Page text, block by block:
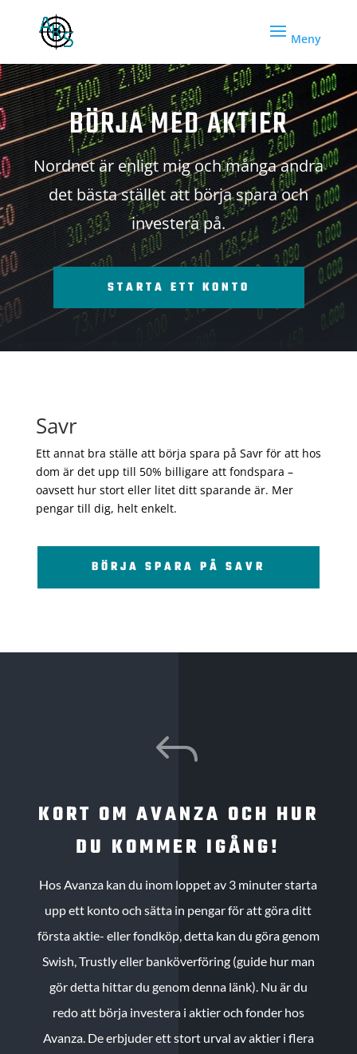
BÖRJA MED AKTIER
Nordnet är enligt mig och många andra
det bästa stället att börja spara och
investera på.
STARTA ETT KONTO
Savr
Ett annat bra ställe att börja spara på Savr för att hos
dom är det upp till 50% billigare att fondspara –
oavsett hur stort eller litet ditt sparande är. Mer
pengar till dig, helt enkelt.
BÖRJA SPARA PÅ SAVR
J
KORT OM AVANZA OCH HUR
DU KOMMER IGÅNG!
Hos Avanza kan du inom loppet av 3 minuter starta
upp ett konto och sätta in pengar för att göra ditt
första aktie- eller fondköp, detta kan du göra genom
Swish, Trustly eller banköverföring (guide hur man
gör detta hittar du genom denna länk). Nu är du
redo att börja investera i aktier och fonder hos
Avanza. De erbjuder ett stort urval av aktier i flera